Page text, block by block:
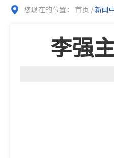
您现在的位置： 首页 /新闻
李强